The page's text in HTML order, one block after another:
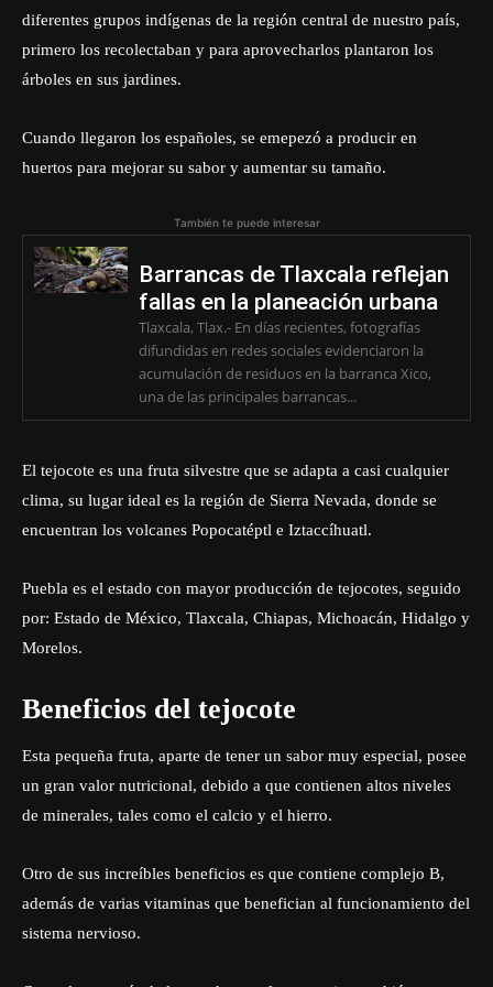
diferentes grupos indígenas de la región central de nuestro país,
primero los recolectaban y para aprovecharlos plantaron los
árboles en sus jardines.
Cuando llegaron los españoles, se emepezó a producir en
huertos para mejorar su sabor y aumentar su tamaño.
También te puede interesar
Barrancas de Tlaxcala reflejan
fallas en la planeación urbana
Tlaxcala, Tlax.- En días recientes, fotografías
difundidas en redes sociales evidenciaron la
acumulación de residuos en la barranca Xico,
una de las principales barrancas...
El tejocote es una fruta silvestre que se adapta a casi cualquier
clima, su lugar ideal es la región de Sierra Nevada, donde se
encuentran los volcanes Popocatéptl e Iztaccíhuatl.
Puebla es el estado con mayor producción de tejocotes, seguido
por: Estado de México, Tlaxcala, Chiapas, Michoacán, Hidalgo y
Morelos.
Beneficios del tejocote
Esta pequeña fruta, aparte de tener un sabor muy especial, posee
un gran valor nutricional, debido a que contienen altos niveles
de minerales, tales como el calcio y el hierro.
Otro de sus increíbles beneficios es que contiene complejo B,
además de varias vitaminas que benefician al funcionamiento del
sistema nervioso.